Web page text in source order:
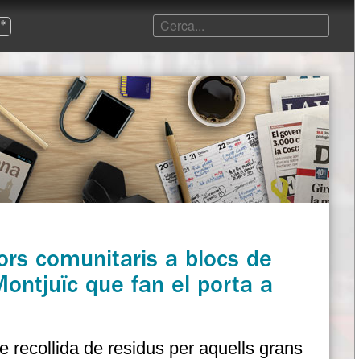
comunitaris a blocs de
que fan el porta a
recollida de residus per aquells grans